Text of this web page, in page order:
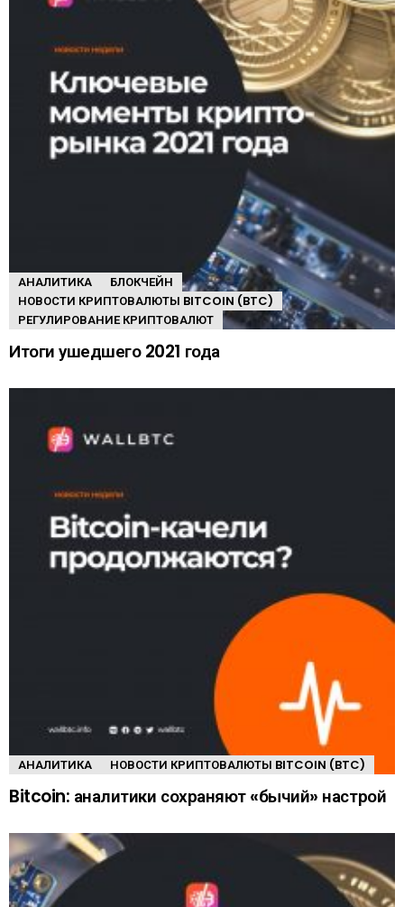
АНАЛИТИКА
БЛОКЧЕЙН
НОВОСТИ КРИПТОВАЛЮТЫ BITCOIN (BTC)
РЕГУЛИРОВАНИЕ КРИПТОВАЛЮТ
Итоги ушедшего 2021 года
АНАЛИТИКА НОВОСТИ КРИПТОВАЛЮТЫ BITCOIN (BTC)
Bitcoin: аналитики сохраняют «бычий» настрой